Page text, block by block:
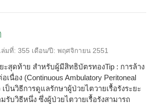
ล่มที่: 355 เดือน/ปี: พฤศจิกายน 2551
ะสุดท้าย สำหรับผู้มีสิทธิบัตรทองTip : การล้าง
เนื่อง (Continuous Ambulatory Peritoneal
ป็นวิธีการดูแลรักษาผู้ป่วยไตวายเรื้อรังระยะ
รับวิธีหนึ่ง ซึ่งผู้ป่วยไตวายเรื้อรังสามารถ